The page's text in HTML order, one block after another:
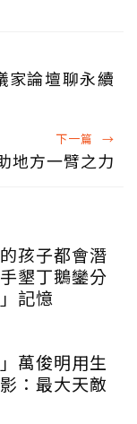
家論壇聊永續
下一篇 →
地方一臂之力
孩子都會潛
墾丁鵝鑾分
記憶
萬俊明用生
：最大天敵